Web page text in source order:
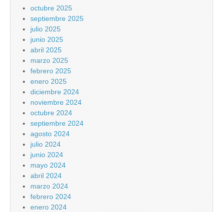
octubre 2025
septiembre 2025
julio 2025
junio 2025
abril 2025
marzo 2025
febrero 2025
enero 2025
diciembre 2024
noviembre 2024
octubre 2024
septiembre 2024
agosto 2024
julio 2024
junio 2024
mayo 2024
abril 2024
marzo 2024
febrero 2024
enero 2024